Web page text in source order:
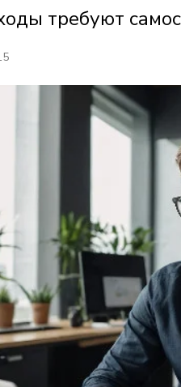
требуют